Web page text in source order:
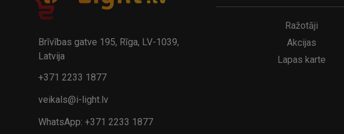
Brīvības gatve 195, Rīga, LV-1039,
Latvija
+371 2233 1877
veikals@i-light.lv
WhatsApp: +371 2233 1877
Ražotāji
Akcijas
Lapas karte